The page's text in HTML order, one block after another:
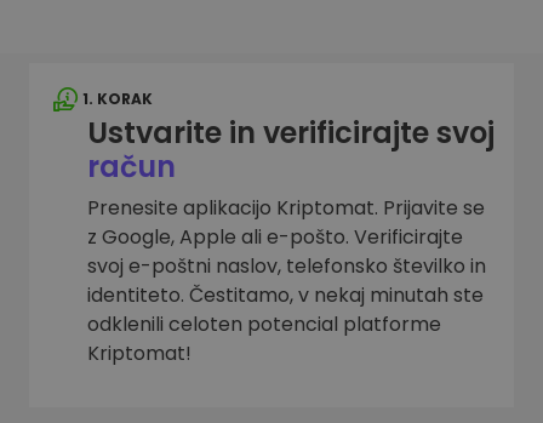
1. KORAK
Ustvarite in verificirajte svoj
račun
Prenesite aplikacijo Kriptomat. Prijavite se
z Google, Apple ali e-pošto. Verificirajte
svoj e-poštni naslov, telefonsko številko in
identiteto. Čestitamo, v nekaj minutah ste
odklenili celoten potencial platforme
Kriptomat!